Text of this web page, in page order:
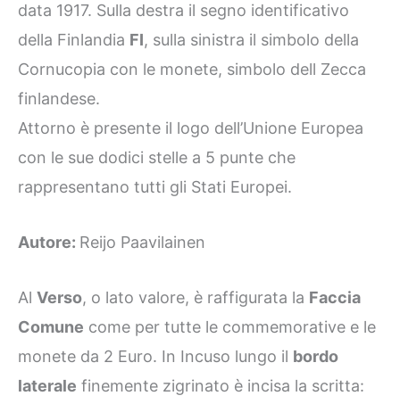
data 1917. Sulla destra il segno identificativo
della Finlandia FI, sulla sinistra il simbolo della
Cornucopia con le monete, simbolo dell Zecca
finlandese.
Attorno è presente il logo dell’Unione Europea
con le sue dodici stelle a 5 punte che
rappresentano tutti gli Stati Europei.
Autore: Reijo Paavilainen
Al Verso, o lato valore, è raffigurata la Faccia
Comune come per tutte le commemorative e le
monete da 2 Euro. In Incuso lungo il bordo
laterale finemente zigrinato è incisa la scritta: